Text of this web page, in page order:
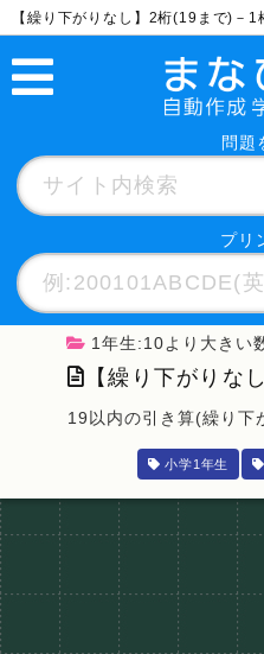
【繰り下がりなし】2桁(19まで)－
問題
プリ
1年生:10より大きい
【繰り下がりな
19以内の引き算(繰り下
小学1年生